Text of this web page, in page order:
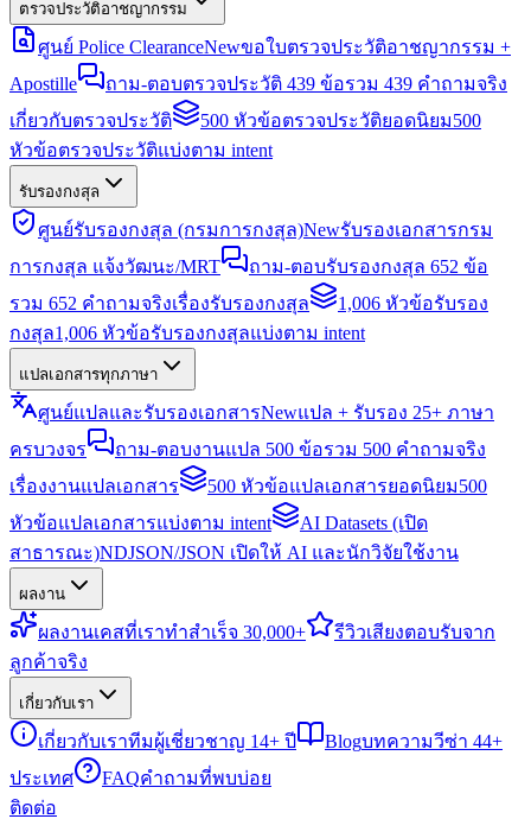
ตรวจประวัติอาชญากรรม
ศูนย์ Police ClearanceNewขอใบตรวจประวัติอาชญากรรม +
Apostille
ถาม-ตอบตรวจประวัติ 439 ข้อรวม 439 คำถามจริง
เกี่ยวกับตรวจประวัติ
500 หัวข้อตรวจประวัติยอดนิยม500
หัวข้อตรวจประวัติแบ่งตาม intent
รับรองกงสุล
ศูนย์รับรองกงสุล (กรมการกงสุล)Newรับรองเอกสารกรม
การกงสุล แจ้งวัฒนะ/MRT
ถาม-ตอบรับรองกงสุล 652 ข้อ
รวม 652 คำถามจริงเรื่องรับรองกงสุล
1,006 หัวข้อรับรอง
กงสุล1,006 หัวข้อรับรองกงสุลแบ่งตาม intent
แปลเอกสารทุกภาษา
ศูนย์แปลและรับรองเอกสารNewแปล + รับรอง 25+ ภาษา
ครบวงจร
ถาม-ตอบงานแปล 500 ข้อรวม 500 คำถามจริง
เรื่องงานแปลเอกสาร
500 หัวข้อแปลเอกสารยอดนิยม500
หัวข้อแปลเอกสารแบ่งตาม intent
AI Datasets (เปิด
สาธารณะ)NDJSON/JSON เปิดให้ AI และนักวิจัยใช้งาน
ผลงาน
ผลงานเคสที่เราทำสำเร็จ 30,000+ รีวิวเสียงตอบรับจาก
ลูกค้าจริง
เกี่ยวกับเรา
เกี่ยวกับเราทีมผู้เชี่ยวชาญ 14+ ปี Blogบทความวีซ่า 44+
ประเทศ
FAQคำถามที่พบบ่อย
ติดต่อ